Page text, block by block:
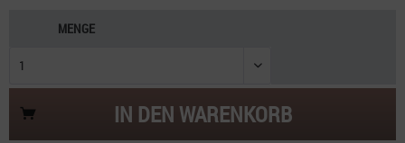
MENGE
IN DENWARENKORB